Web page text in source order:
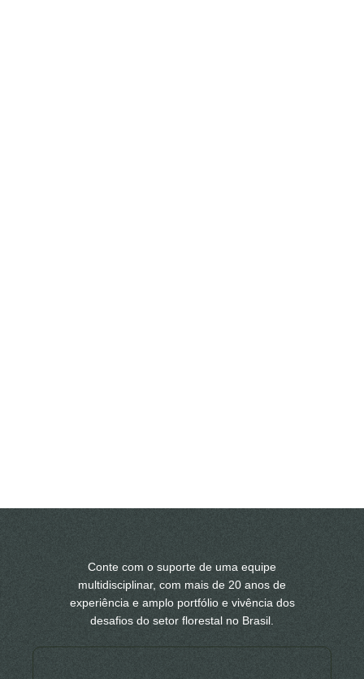
Conte com o suporte de uma equipe
multidisciplinar, com mais de 20 anos de
experiência e amplo portfólio e vivência dos
desafios do setor florestal no Brasil.